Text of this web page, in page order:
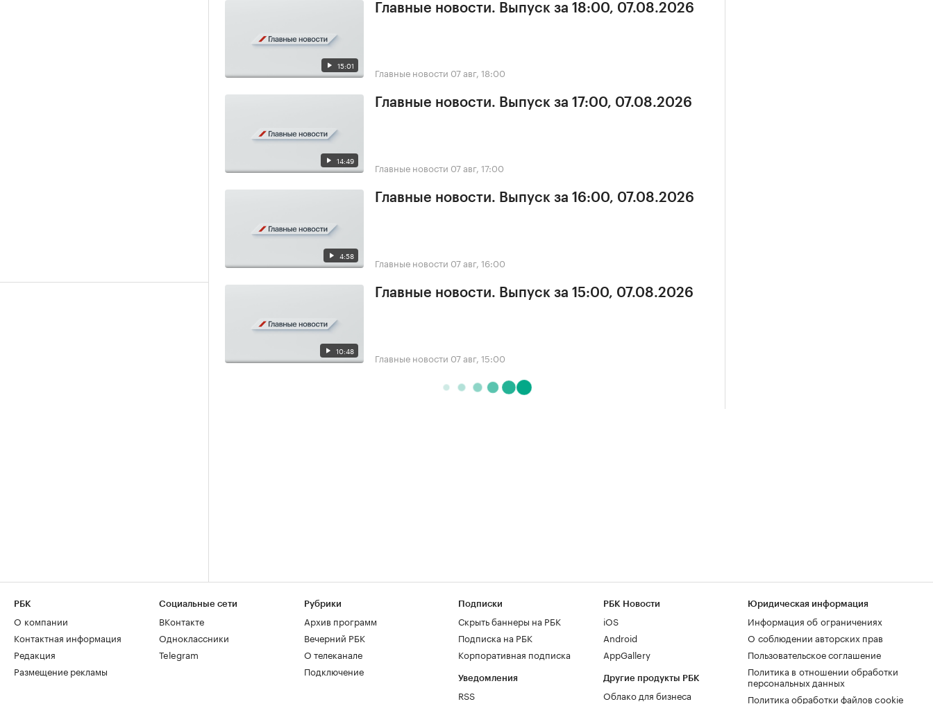
15:01
Главные новости. Выпуск за 18:00, 07.08.2026
Главные новости 07 авг, 18:00
14:49
Главные новости. Выпуск за 17:00, 07.08.2026
Главные новости 07 авг, 17:00
4:58
Главные новости. Выпуск за 16:00, 07.08.2026
Главные новости 07 авг, 16:00
10:48
Главные новости. Выпуск за 15:00, 07.08.2026
Главные новости 07 авг, 15:00
РБК
О компании
Контактная информация
Редакция
Размещение рекламы
Социальные сети
ВКонтакте
Одноклассники
Telegram
Рубрики
Архив программ
Вечерний РБК
О телеканале
Подключение
Подписки
Скрыть баннеры на РБК
Подписка на РБК
Корпоративная подписка
Уведомления
RSS
РБК Новости
iOS
Android
AppGallery
Другие продукты РБК
Облако для бизнеса
Юридическая информация
Информация об ограничениях
О соблюдении авторских прав
Пользовательское соглашение
Политика в отношении обработки
персональных данных
Политика обработки файлов cookie